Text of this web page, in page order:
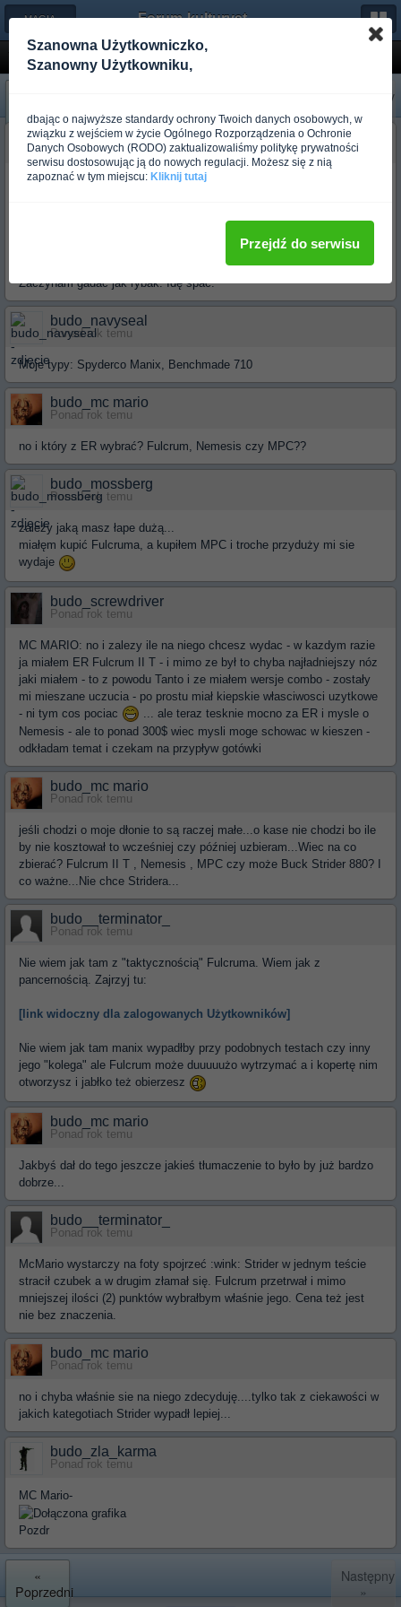
← MAGIA STALI Forum-kulturystyka.pl
Tactical folder
Poprzedni
Następny
»
budo_ov_darkness
Ponad rok temu
Oj pomacałem sobie misia skir ostatnio dużego i to w najbardziej
To bym polecał. Chocaiż Presidio też by było nie od rzeczy.
Zaczynam gadać jak rybak. Idę spać.
budo_navyseal
Ponad rok temu
Moje typy: Spyderco Manix, Benchmade 710
budo_mc mario
Ponad rok temu
no i który z ER wybrać? Fulcrum, Nemesis czy MPC??
budo_mossberg
Ponad rok temu
zależy jaką masz łape dużą...
miałęm kupić Fulcruma, a kupiłem MPC i troche przyduży mi sie
wydaje
budo_screwdriver
Ponad rok temu
MC MARIO: no i zalezy ile na niego chcesz wydac - w kazdym razie
ja miałem ER Fulcrum II T - i mimo ze był to chyba najładniejszy nóz
jaki miałem - to z powodu Tanto i ze miałem wersje combo - zostały
mi mieszane uczucia - po prostu miał kiepskie własciwosci uzytkowe
- ni tym cos pociac
... ale teraz tesknie mocno za ER i mysle o
Nemesis - ale to ponad 300$ wiec mysli moge schowac w kieszen -
odkładam temat i czekam na przypływ gotówki
budo_mc mario
Ponad rok temu
jeśli chodzi o moje dłonie to są raczej małe...o kase nie chodzi bo ile
by nie kosztował to wcześniej czy później uzbieram...Wiec na co
zbierać? Fulcrum II T , Nemesis , MPC czy może Buck Strider 880? I
co ważne...Nie chce Stridera...
budo__terminator_
Ponad rok temu
Nie wiem jak tam z "taktycznością" Fulcruma. Wiem jak z
pancernością. Zajrzyj tu:
[link widoczny dla zalogowanych Użytkowników]
Nie wiem jak tam manix wypadłby przy podobnych testach czy inny
jego "kolega" ale Fulcrum może duuuuużo wytrzymać a i kopertę nim
otworzysz i jabłko też obierzesz
budo_mc mario
Ponad rok temu
Jakbyś dał do tego jeszcze jakieś tłumaczenie to było by już bardzo
dobrze...
budo__terminator_
Ponad rok temu
McMario wystarczy na foty spojrzeć :wink: Strider w jednym teście
stracił czubek a w drugim złamał się. Fulcrum przetrwał i mimo
mniejszej ilości (2) punktów wybrałbym właśnie jego. Cena też jest
nie bez znaczenia.
budo_mc mario
Ponad rok temu
no i chyba właśnie sie na niego zdecyduję....tylko tak z ciekawości w
jakich kategotiach Strider wypadł lepiej...
budo_zla_karma
Ponad rok temu
MC Mario-
Pozdr
«
Poprzedni
Następny
»
Szanowna Użytkowniczko,
Szanowny Użytkowniku,
dbając o najwyższe standardy ochrony Twoich danych osobowych, w
związku z wejściem w życie Ogólnego Rozporządzenia o Ochronie
Danych Osobowych (RODO) zaktualizowaliśmy politykę prywatności
serwisu dostosowując ją do nowych regulacji. Możesz się z nią
zapoznać w tym miejscu: Kliknij tutaj
Przejdź do serwisu